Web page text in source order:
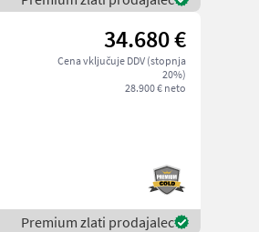
34.680 €
Cena vključuje DDV (stopnja
20%)
28.900 € neto
Premium zlati prodajalec